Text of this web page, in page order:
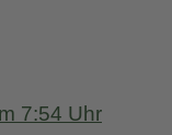
7:54 Uhr